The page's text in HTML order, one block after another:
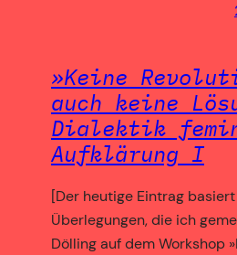
»Keine
auch keine
Dialektik
Aufklärung I
[Der heutige Eintrag
Überlegun­gen, die ich
Dölling auf dem Workshop